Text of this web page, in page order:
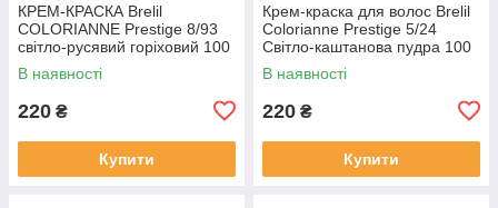
КРЕМ-КРАСКА Brelil
COLORIANNE Prestige 8/93
світло-русявий горіховий 100
мл
В наявності
220 ₴
Купити
Крем-краска для волос Brelil
Colorianne Prestige 5/24
Світло-каштанова пудра 100
мл
В наявності
220 ₴
Купити